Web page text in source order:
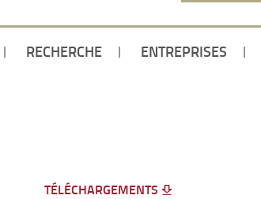
RECHERCHE ENTREPRISES
TÉLÉCHARGEMENTS